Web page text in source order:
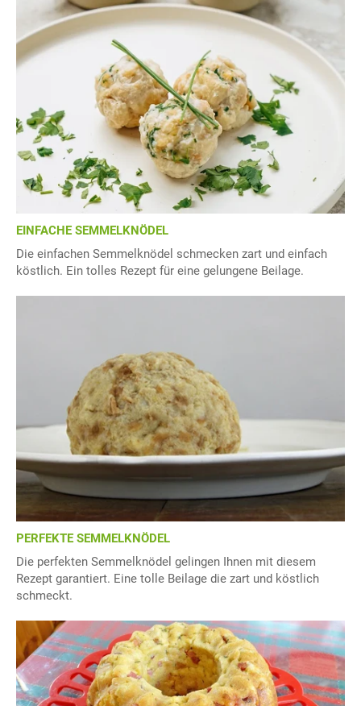
EINFACHE SEMMELKNÖDEL
Die einfachen Semmelknödel schmecken zart und einfach
köstlich. Ein tolles Rezept für eine gelungene Beilage.
PERFEKTE SEMMELKNÖDEL
Die perfekten Semmelknödel gelingen Ihnen mit diesem
Rezept garantiert. Eine tolle Beilage die zart und köstlich
schmeckt.